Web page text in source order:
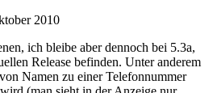
2010
ich bleibe aber dennoch bei 5.3a,
Release befinden. Unter anderem
Namen zu einer Telefonnummer